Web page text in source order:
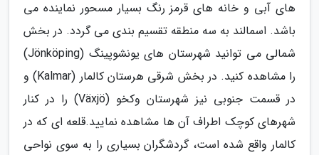
های آبی و خانه های قرمز رنگ بسیار مسحور نماینده می
باشد. اسمالند به سه منطقه تقسیم بندی می گردد. در بخش
شمالی می توانید شهرستان های یونشوپینگ (Jönköping)
را مشاهده کنید. در بخش شرقی هرستان کالمار (Kalmar) و
در قسمت جنوبی نیز شهرستان وکخو (Växjö) را در کنار
شهرهای کوچک اطراف آن ها مشاهده نمایید.قلعه ای که در
کالمار واقع شده است، گردشگران بسیاری را به سوی نواحی